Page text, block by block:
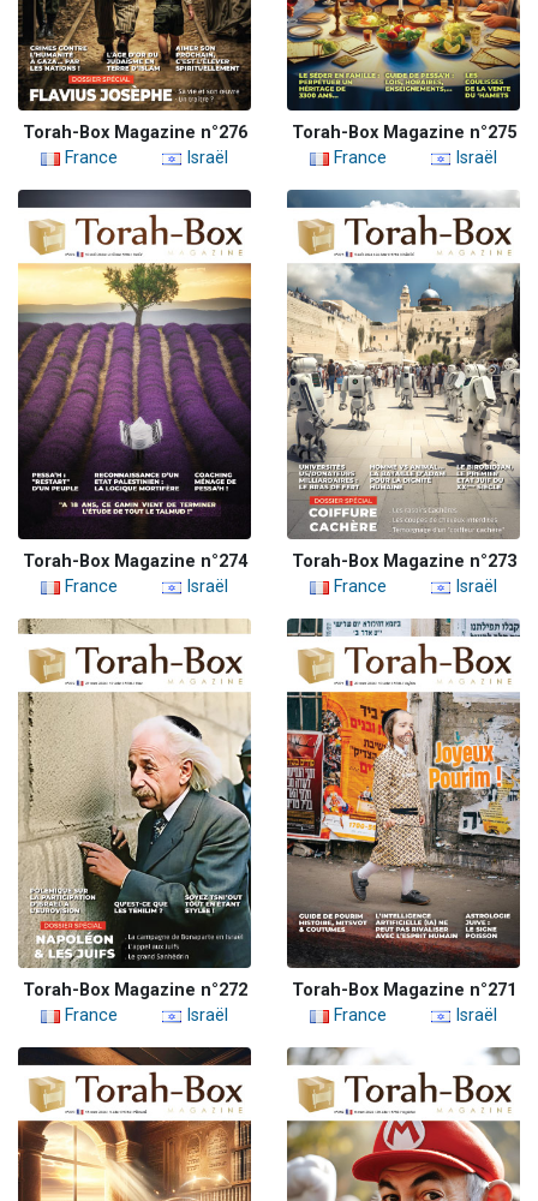
Torah-Box Magazine n°276
France
Israël
Torah-Box Magazine n°275
France
Israël
Torah-Box Magazine n°274
France
Israël
Torah-Box Magazine n°273
France
Israël
Torah-Box Magazine n°272
France
Israël
Torah-Box Magazine n°271
France
Israël